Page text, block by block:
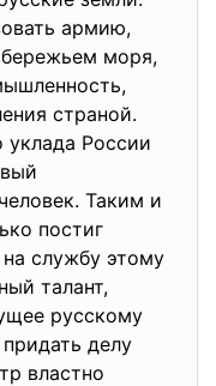
армию,
моря,
страной.
уклада России
Таким и
постиг
службу этому
талант,
русскому
делу
властно